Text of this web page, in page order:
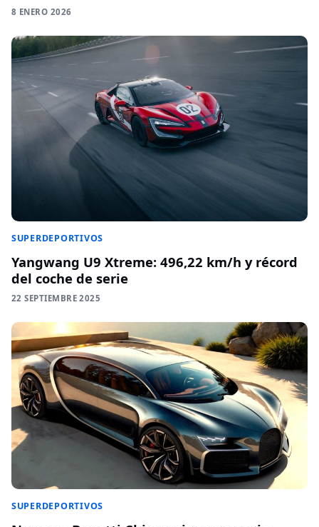
8 ENERO 2026
SUPERDEPORTIVOS
Yangwang U9 Xtreme: 496,22 km/h y récord
del coche de serie
22 SEPTIEMBRE 2025
SUPERDEPORTIVOS